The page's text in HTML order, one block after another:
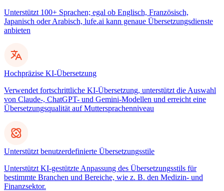
Unterstützt 100+ Sprachen; egal ob Englisch, Französisch,
Japanisch oder Arabisch, lufe.ai kann genaue Übersetzungsdienste
anbieten
Hochpräzise KI-Übersetzung
Verwendet fortschrittliche KI-Übersetzung, unterstützt die Auswahl
von Claude-, ChatGPT- und Gemini-Modellen und erreicht eine
Übersetzungsqualität auf Muttersprachenniveau
Unterstützt benutzerdefinierte Übersetzungsstile
Unterstützt KI-gestützte Anpassung des Übersetzungsstils für
bestimmte Branchen und Bereiche, wie z. B. den Medizin- und
Finanzsektor.